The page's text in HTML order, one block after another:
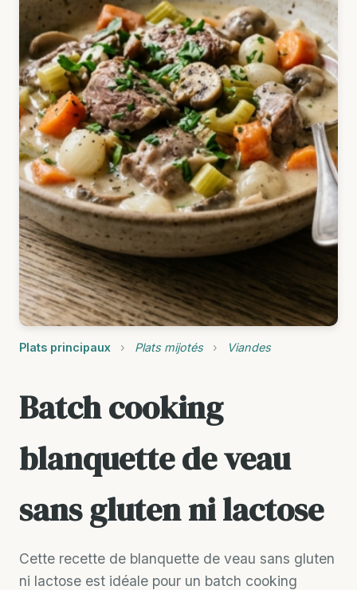
Plats principaux › Plats mijotés › Viandes
Batch cooking
blanquette de veau
sans gluten ni lactose
Cette recette de blanquette de veau sans gluten
ni lactose est idéale pour un batch cooking